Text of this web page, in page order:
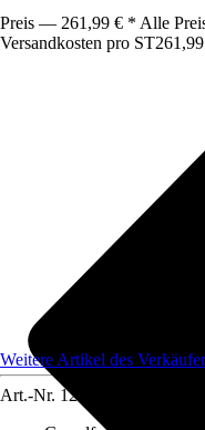
Preis — 261,99 € * Alle
Versandkosten pro ST
Weitere Artikel des
Art.-Nr. 12584854